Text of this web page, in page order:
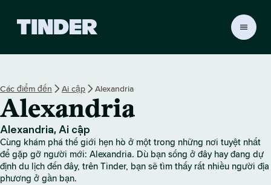
c
h
ủ
i
n
d
Các điểm đến Ai cập Alexandria
Alexandria
Alexandria, Ai cập
Cùng khám phá thế giới hẹn hò ở một trong những nơi tuyệt nhất
để gặp gỡ người mới: Alexandria. Dù bạn sống ở đây hay đang dự
định du lịch đến đây, trên Tinder, bạn sẽ tìm thấy rất nhiều người địa
phương ở gần bạn.